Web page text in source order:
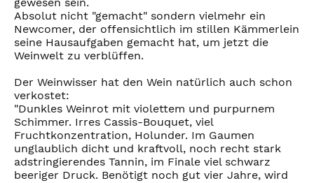
gewesen sein.
Absolut nicht "gemacht" sondern vielmehr ein
Newcomer, der offensichtlich im stillen Kämmerlein
seine Hausaufgaben gemacht hat, um jetzt die
Weinwelt zu verblüffen.
Der Weinwisser hat den Wein natürlich auch schon
verkostet:
"Dunkles Weinrot mit violettem und purpurnem
Schimmer. Irres Cassis-Bouquet, viel
Fruchtkonzentration, Holunder. Im Gaumen
unglaublich dicht und kraftvoll, noch recht stark
adstringierendes Tannin, im Finale viel schwarz
beeriger Druck. Benötigt noch gut vier Jahre, wird